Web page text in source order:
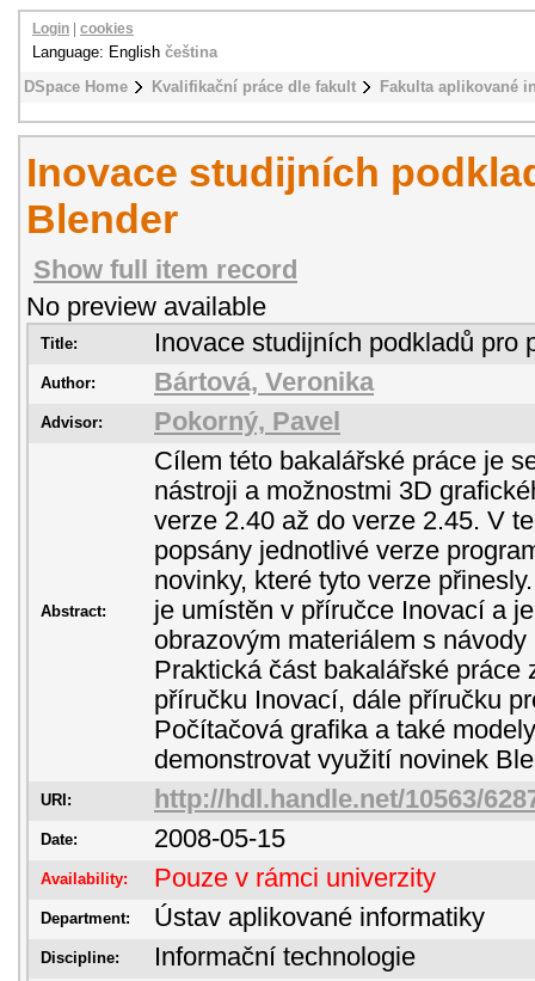
DSpace Home Kvalifikační práce dle fakult Fakulta aplikované
Login cookies
Language: English čeština
Inovace studijních
Blender
Show full item record
No preview available
Title: Inovace studijních podkladů pro
Author: Bártová, Veronika
Advisor: Pokorný, Pavel
Abstract:
Cílem této bakalářské práce je
nástroji a možnostmi 3D
verze 2.40 až do verze 2.45. V
popsány jednotlivé verze
novinky, které tyto verze
je umístěn v příručce Inovací a
obrazovým materiálem s
Praktická část bakalářské práce
příručku Inovací, dále příručku
Počítačová grafika a také
demonstrovat využití novinek
URI: http://hdl.handle.net/10563/
Date: 2008-05-15
Availability: Pouze v rámci univerzity
Department: Ústav aplikované informatiky
Discipline: Informační technologie